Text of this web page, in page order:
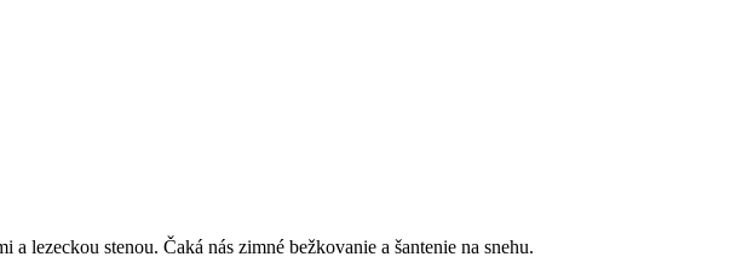
lezeckou stenou. Čaká nás zimné bežkovanie a šantenie na snehu.